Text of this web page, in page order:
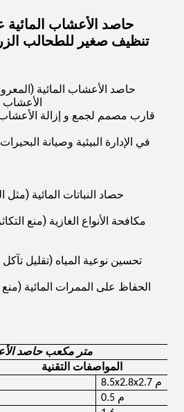
حاصد الأعشاب المائية
تنظيف صغير للطحالب
حاصد الأعشاب المائية
الأعشاب
قارب مصمم لجمع و إزالة الأعشاب
في الإدارة البيئية وصيانة
حصاد النباتات المائية
مكافحة الأنواع الغازية (منع
تحسين نوعية المياه (تقليل تآكل
الحفاظ على الممرات المائية
4 متر مكعب حاصد
المواصفات التقنية
8.5x2.8x2.7 م
0.5 م